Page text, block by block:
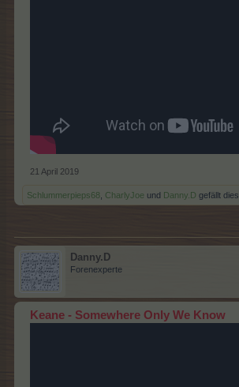
21 April 2019
Schlummerpieps68 CharlyJoe und Danny.D gefällt dies.
Danny.D
Forenexperte
Keane - Somewhere Only We Know